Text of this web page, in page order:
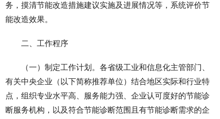
务，摸清节能改造措施建议实施及进展情况等，系统评价节
能改造效果。
二、工作程序
（一）制定工作计划。各省级工业和信息化主管部门、
有关中央企业（以下简称推荐单位）结合地区实际和行业特
点，组织专业水平高、服务能力强、企业认可度好的节能诊
断服务机构，以及符合节能诊断范围且有节能诊断需求的企